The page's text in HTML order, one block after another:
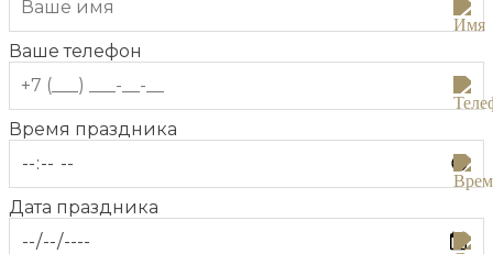
Ваше телефон
Время праздника
Дата праздника